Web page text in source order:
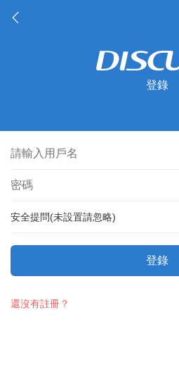
登錄
安全提問(未設置請忽略)
登錄
還沒有註冊？